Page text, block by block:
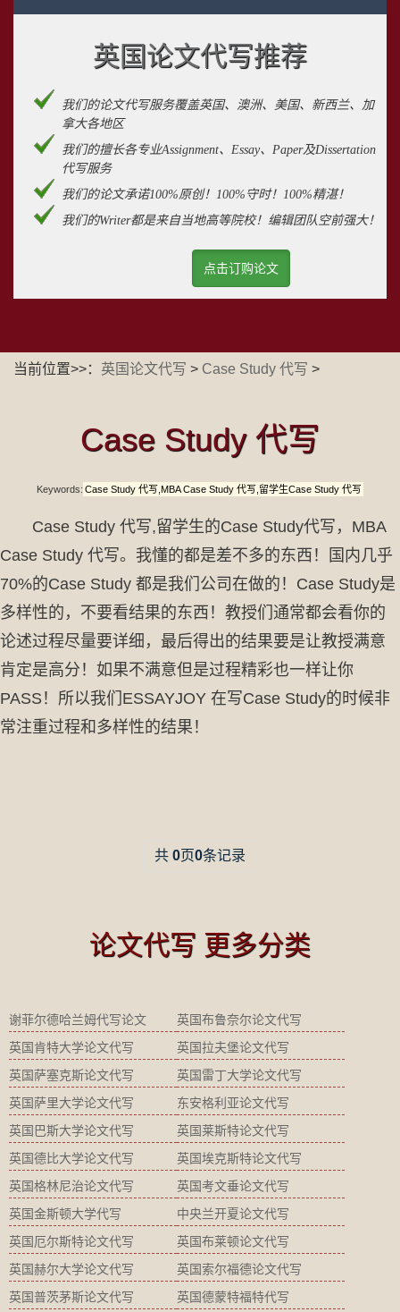
英国论文代写推荐
我们的论文代写服务覆盖英国、澳洲、美国、新西兰、加
拿大各地区
我们的擅长各专业Assignment、Essay、Paper及Dissertation
代写服务
我们的论文承诺100%原创！100%守时！100%精湛！
我们的Writer都是来自当地高等院校！编辑团队空前强大！
点击订购论文
当前位置>>： 英国论文代写 > Case Study 代写 >
Case Study 代写
Keywords: Case Study 代写,MBA Case Study 代写,留学生Case Study 代写
Case Study 代写,留学生的Case Study代写，MBA
Case Study 代写。我懂的都是差不多的东西！国内几乎
70%的Case Study 都是我们公司在做的！Case Study是
多样性的，不要看结果的东西！教授们通常都会看你的
论述过程尽量要详细，最后得出的结果要是让教授满意
肯定是高分！如果不满意但是过程精彩也一样让你
PASS！所以我们ESSAYJOY 在写Case Study的时候非
常注重过程和多样性的结果！
共 0页0条记录
论文代写 更多分类
谢菲尔德哈兰姆代写论文 英国布鲁奈尔论文代写
英国肯特大学论文代写 英国拉夫堡论文代写
英国萨塞克斯论文代写 英国雷丁大学论文代写
英国萨里大学论文代写 东安格利亚论文代写
英国巴斯大学论文代写 英国莱斯特论文代写
英国德比大学论文代写 英国埃克斯特论文代写
英国格林尼治论文代写 英国考文垂论文代写
英国金斯顿大学代写 中央兰开夏论文代写
英国厄尔斯特论文代写 英国布莱顿论文代写
英国赫尔大学论文代写 英国索尔福德论文代写
英国普茨茅斯论文代写 英国德蒙特福特代写